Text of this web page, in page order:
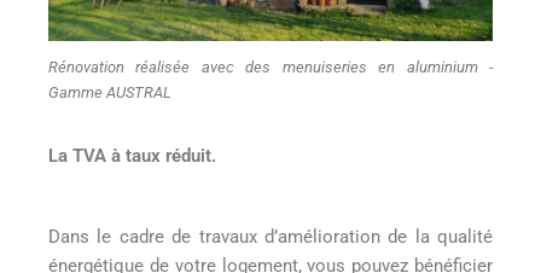
Rénovation réalisée avec des menuiseries en aluminium -
Gamme AUSTRAL
La TVA à taux réduit.
Dans le cadre de travaux d’amélioration de la qualité
énergétique de votre logement, vous pouvez bénéficier